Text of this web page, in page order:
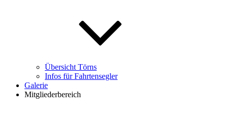
Übersicht Törns
Infos für Fahrtensegler
Galerie
Mitgliederbereich